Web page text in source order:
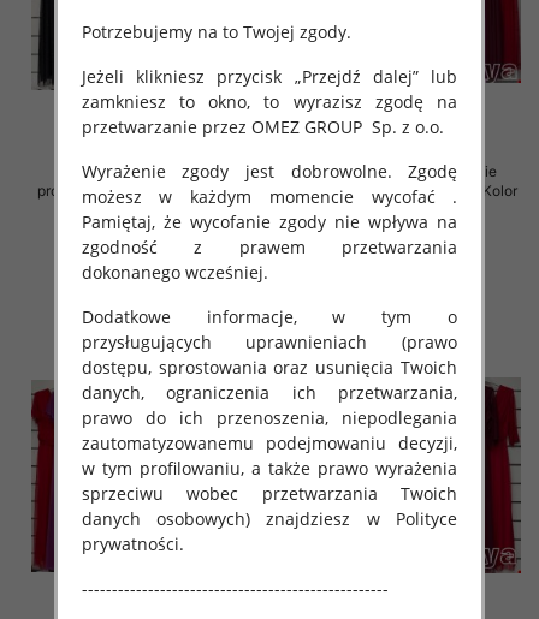
Sukienki damskie (Włoskie
produkt) Roz Standard, Mix Kolor
78.00 zł
szczegóły
Sukienki damskie (Włoskie
produkt) Roz Standard, Mix Kolor
Paczka 5 szt
76.00 zł
Potrzebujemy na to Twojej zgody.
Jeżeli klikniesz przycisk „Przejdź dalej” lub
zamkniesz to okno, to wyrazisz zgodę na
przetwarzanie przez OMEZ GROUP Sp. z o.o.
Wyrażenie zgody jest dobrowolne. Zgodę
możesz w każdym momencie wycofać .
Pamiętaj, że wycofanie zgody nie wpływa na
zgodność z prawem przetwarzania
dokonanego wcześniej.
Dodatkowe informacje, w tym o
przysługujących uprawnieniach (prawo
dostępu, sprostowania oraz usunięcia Twoich
danych, ograniczenia ich przetwarzania,
prawo do ich przenoszenia, niepodlegania
zautomatyzowanemu podejmowaniu decyzji,
w tym profilowaniu, a także prawo wyrażenia
sprzeciwu wobec przetwarzania Twoich
danych osobowych) znajdziesz w Polityce
prywatności.
---------------------------------------------------